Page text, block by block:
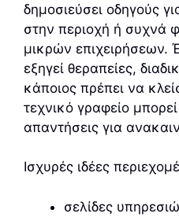
δημοσιεύσει οδηγούς
στην περιοχή ή συχνά
μικρών επιχειρήσεων.
εξηγεί θεραπείες,
κάποιος πρέπει να
τεχνικό γραφείο
απαντήσεις για
Ισχυρές ιδέες
σελίδες